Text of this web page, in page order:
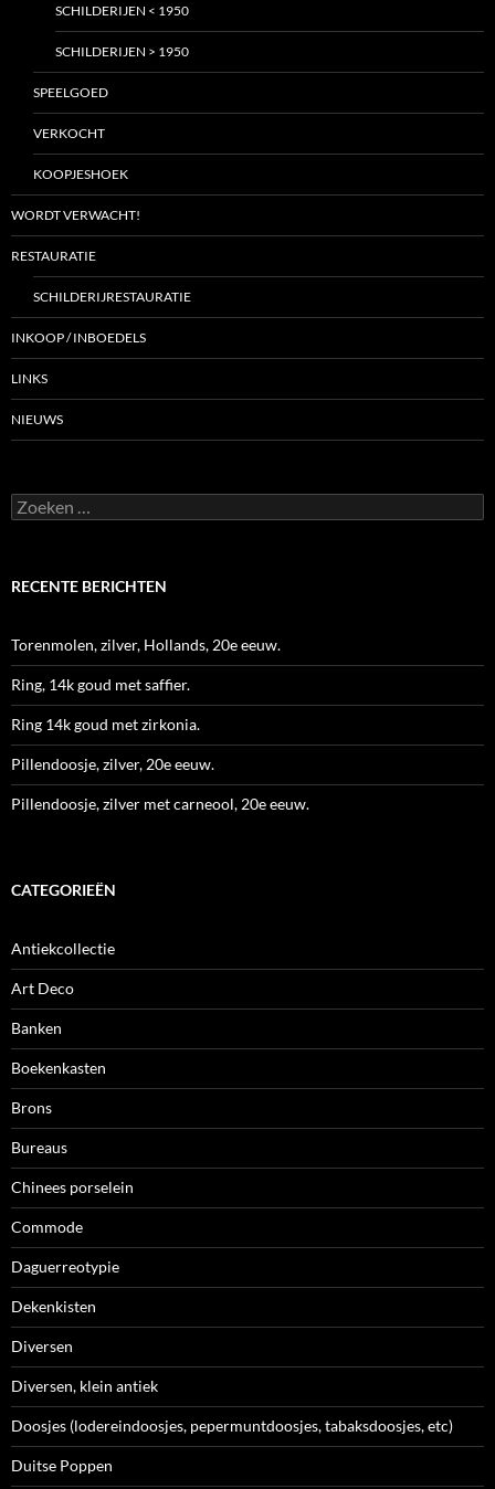
SCHILDERIJEN < 1950
SCHILDERIJEN > 1950
SPEELGOED
VERKOCHT
KOOPJESHOEK
WORDT VERWACHT!
RESTAURATIE
SCHILDERIJRESTAURATIE
INKOOP / INBOEDELS
LINKS
NIEUWS
Zoeken
naar:
RECENTE BERICHTEN
Torenmolen, zilver, Hollands, 20e eeuw.
Ring, 14k goud met saffier.
Ring 14k goud met zirkonia.
Pillendoosje, zilver, 20e eeuw.
Pillendoosje, zilver met carneool, 20e eeuw.
CATEGORIEËN
Antiekcollectie
Art Deco
Banken
Boekenkasten
Brons
Bureaus
Chinees porselein
Commode
Daguerreotypie
Dekenkisten
Diversen
Diversen, klein antiek
Doosjes (lodereindoosjes, pepermuntdoosjes, tabaksdoosjes, etc)
Duitse Poppen